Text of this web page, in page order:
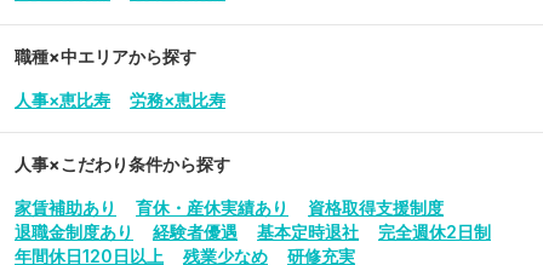
職種×中エリアから探す
人事×恵比寿 労務×恵比寿
人事×こだわり条件から探す
家賃補助あり 育休・産休実績あり
資格取得支援制度
退職金制度あり
経験者優遇 基本定時退社
完全週休2日制
年間休日120日以上
残業少なめ
研修充実